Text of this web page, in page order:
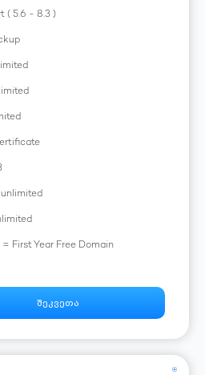
( 5.6 - 8.3 )
= First Year Free Domain
შეკვეთა